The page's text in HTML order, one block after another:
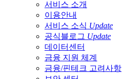
서비스 소개
이용안내
서비스 소식 Update
공식블로그 Update
데이터센터
금융 지원 체계
금융/핀테크 고려사항